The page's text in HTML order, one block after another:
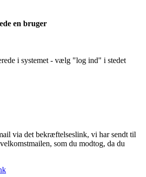
en bruger
i systemet - vælg "log ind" i stedet
via det bekræftelseslink, vi har sendt til
som du modtog, da du